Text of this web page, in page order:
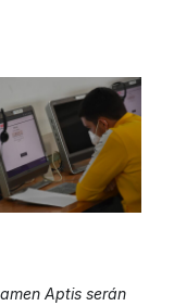
Aptis serán